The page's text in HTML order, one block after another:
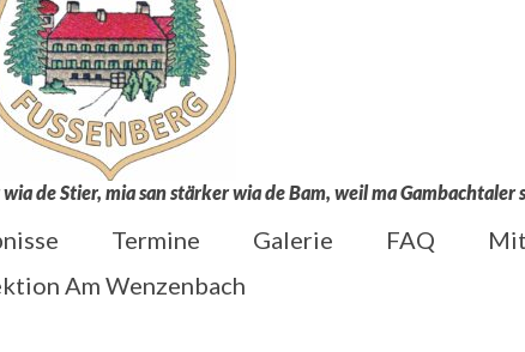
de Stier, mia san stärker wia de Bam, weil ma Gambachtaler
Termine Galerie FAQ
Am Wenzenbach